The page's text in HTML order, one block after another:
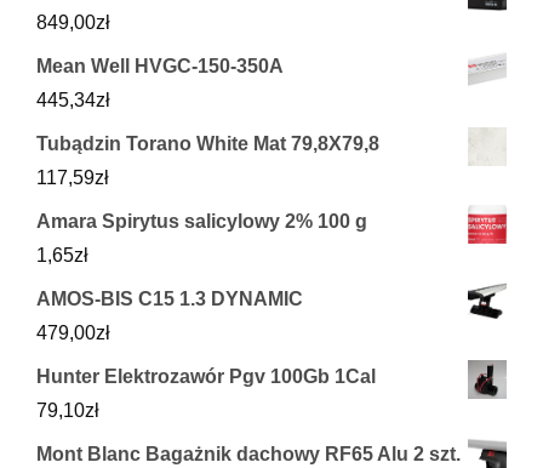
849,00zł
Mean Well HVGC-150-350A
445,34zł
Tubądzin Torano White Mat 79,8X79,8
117,59zł
Amara Spirytus salicylowy 2% 100 g
1,65zł
AMOS-BIS C15 1.3 DYNAMIC
479,00zł
Hunter Elektrozawór Pgv 100Gb 1Cal
79,10zł
Mont Blanc Bagażnik dachowy RF65 Alu 2 szt.